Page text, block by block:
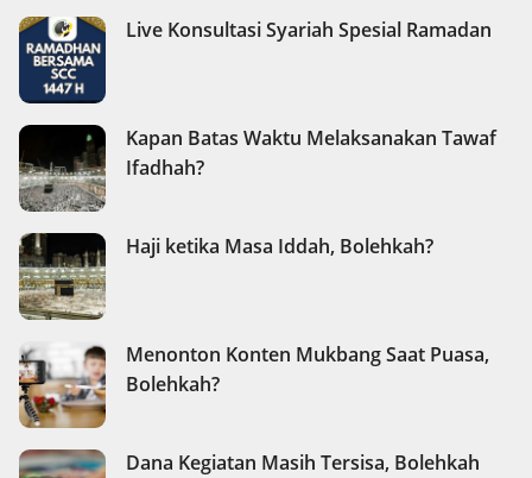
Live Konsultasi Syariah Spesial Ramadan
Kapan Batas Waktu Melaksanakan Tawaf
Ifadhah?
Haji ketika Masa Iddah, Bolehkah?
Menonton Konten Mukbang Saat Puasa,
Bolehkah?
Dana Kegiatan Masih Tersisa, Bolehkah